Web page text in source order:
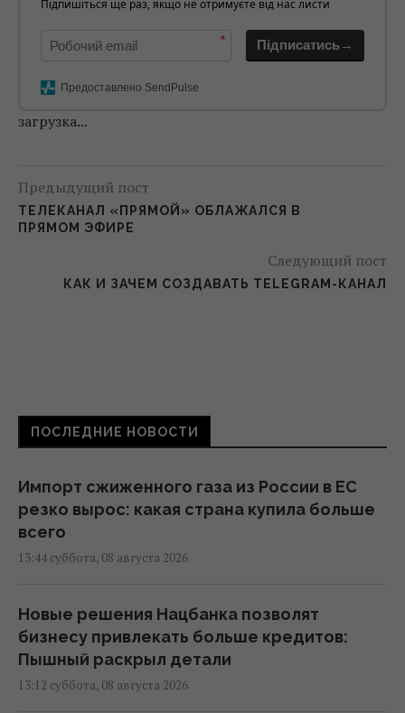
Підпишіться ще раз, якщо не отримуєте від нас листи
* Підписатись→
Предоставлено SendPulse
загрузка...
Предыдущий пост
ТЕЛЕКАНАЛ «ПРЯМОЙ» ОБЛАЖАЛСЯ В
ПРЯМОМ ЭФИРЕ
Следующий пост
КАК И ЗАЧЕМ СОЗДАВАТЬ TELEGRAM-КАНАЛ
ПОСЛЕДНИЕ НОВОСТИ
Импорт сжиженного газа из России в ЕС
резко вырос: какая страна купила больше
всего
13:44 суббота, 08 августа 2026
Новые решения Нацбанка позволят
бизнесу привлекать больше кредитов:
Пышный раскрыл детали
13:12 суббота, 08 августа 2026